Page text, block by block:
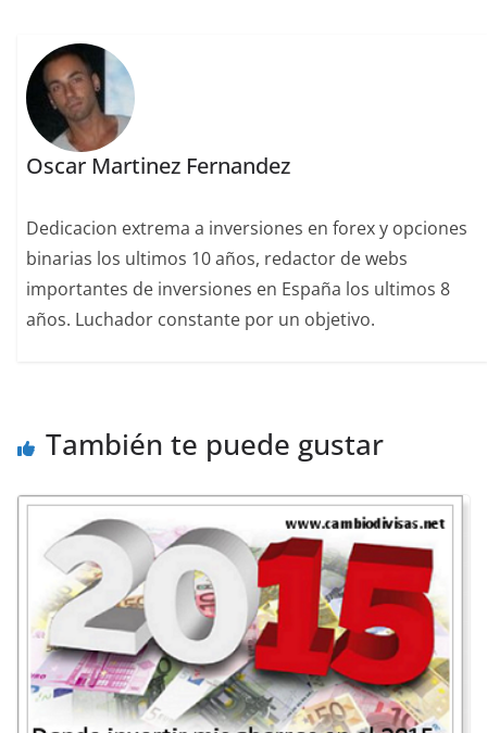
Oscar Martinez Fernandez
Dedicacion extrema a inversiones en forex y opciones
binarias los ultimos 10 años, redactor de webs
importantes de inversiones en España los ultimos 8
años. Luchador constante por un objetivo.
También te puede gustar